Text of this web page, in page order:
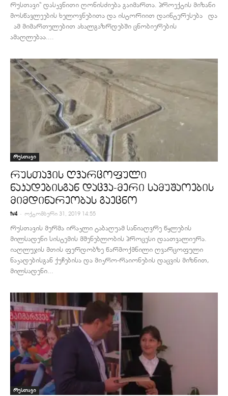
რუსთავი“ დასკვნითი ღონისძიება გაიმართა. პროექტის მიზანი
მოსწავლეების ხელოვნებითა და ისტორიით დაინტერესება და
ამ მიმართულებით ახალგაზრდებში ცნობიერების
ამაღლებაა....
რუსთავი
რუსთავის ღვარცოფული
ნაკადებისგან დაცვა-მერი სამუშაოების
მიმდინარეობას გაეცნო
tv4 - ოქტომბერი 31, 2019 14:55
რუსთავის მერმა ირაკლი ტაბაღუამ სანიაღვრე წყლების
მილსადენი სისტემის მშენებლობის პროცესი დაათვალიერა.
იაღლუჯის მთის ფერდობზე წარმოქმნილი ღვარცოფული
ნაკადებისგან ქუჩებისა და მიკრო-რაიონების დაცვის მიზნით,
მილსადენი...
რუსთავი